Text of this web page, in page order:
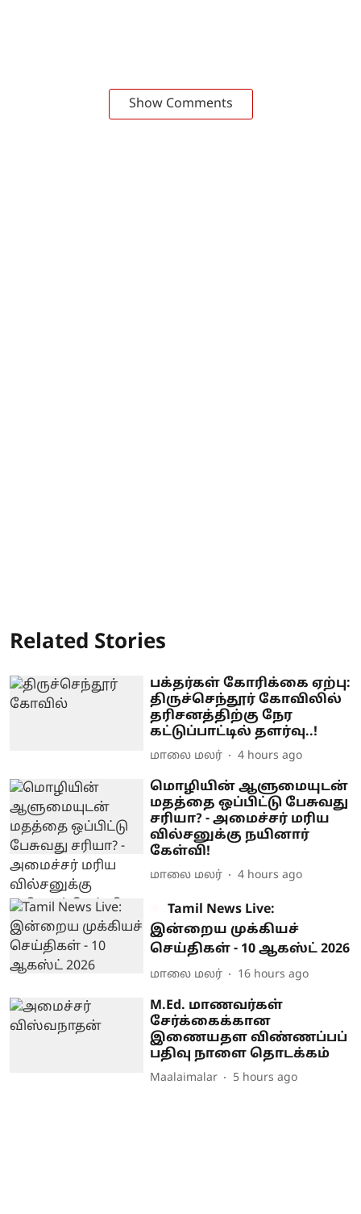
Show Comments
Related Stories
பக்தர்கள் கோரிக்கை ஏற்பு:
திருச்செந்தூர் கோவிலில்
தரிசனத்திற்கு நேர
கட்டுப்பாட்டில் தளர்வு..!
மாலை மலர் 4 hours ago
மொழியின் ஆளுமையுடன்
மதத்தை ஒப்பிட்டு பேசுவது
சரியா? - அமைச்சர் மரிய
வில்சனுக்கு நயினார்
கேள்வி!
மாலை மலர் 4 hours ago
Tamil News Live:
இன்றைய முக்கியச்
செய்திகள் - 10 ஆகஸ்ட் 2026
மாலை மலர் 16 hours ago
M.Ed. மாணவர்கள்
சேர்க்கைக்கான
இணையதள விண்ணப்பப்
பதிவு நாளை தொடக்கம்
Maalaimalar 5 hours ago